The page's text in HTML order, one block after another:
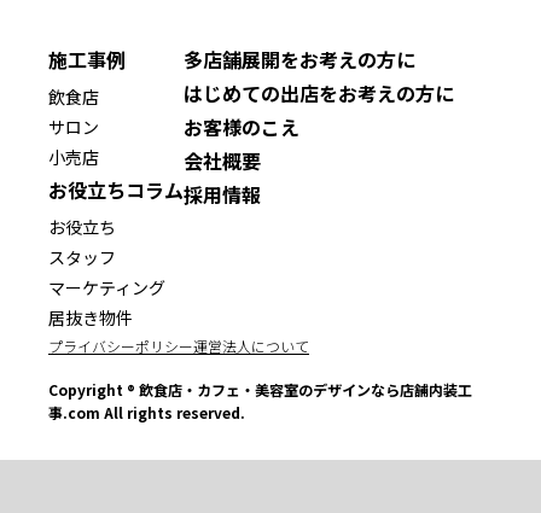
施工事例
飲食店
サロン
小売店
お役立ちコラム
お役立ち
スタッフ
マーケティング
居抜き物件
多店舗展開をお考えの方に
はじめての出店をお考えの方に
お客様のこえ
会社概要
採用情報
プライバシーポリシー運営法人について
Copyright ® 飲食店・カフェ・美容室のデザインなら店舗内装工
事.com All rights reserved.